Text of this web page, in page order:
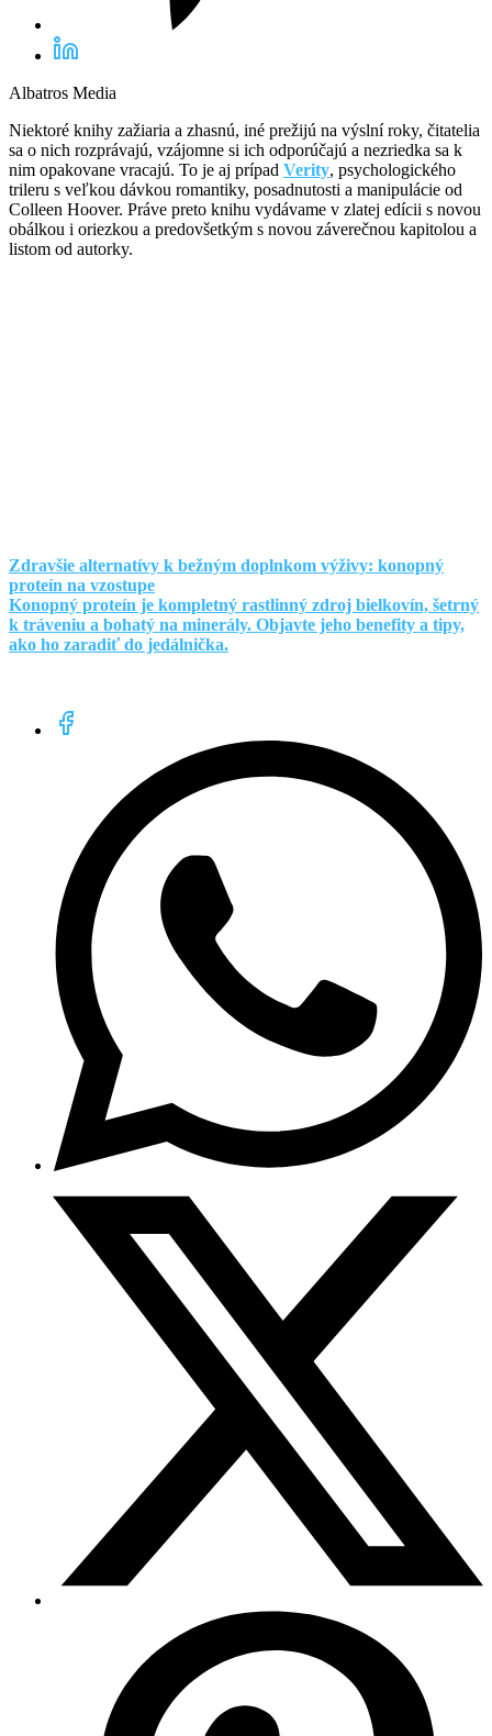
Albatros Media
Niektoré knihy zažiaria a zhasnú, iné prežijú na výslní roky, čitatelia
sa o nich rozprávajú, vzájomne si ich odporúčajú a nezriedka sa k
nim opakovane vracajú. To je aj prípad Verity, psychologického
trileru s veľkou dávkou romantiky, posadnutosti a manipulácie od
Colleen Hoover. Práve preto knihu vydávame v zlatej edícii s novou
obálkou i oriezkou a predovšetkým s novou záverečnou kapitolou a
listom od autorky.
Zdravšie alternatívy k bežným doplnkom výživy: konopný
proteín na vzostupe
Konopný proteín je kompletný rastlinný zdroj bielkovín, šetrný
k tráveniu a bohatý na minerály. Objavte jeho benefity a tipy,
ako ho zaradiť do jedálnička.